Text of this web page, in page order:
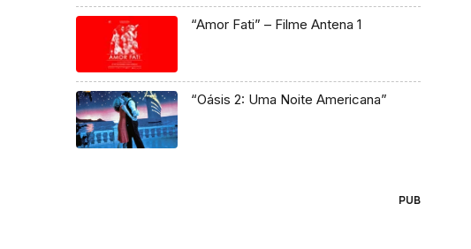
“Amor Fati” – Filme Antena 1
“Oásis 2: Uma Noite Americana”
PUB